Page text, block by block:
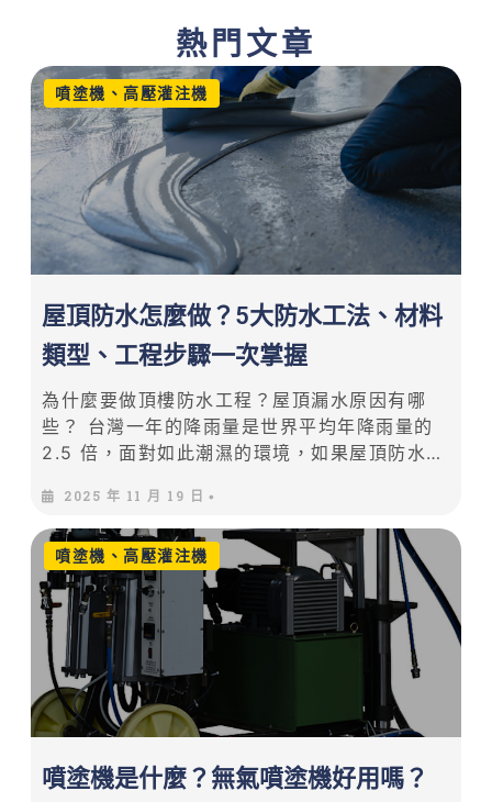
熱門文章
屋頂防水怎麼做？5大防水工法、材料
類型、工程步驟一次掌握
為什麼要做頂樓防水工程？屋頂漏水原因有哪
些？ 台灣一年的降雨量是世界平均年降雨量的
2.5 倍，面對如此潮濕的環境，如果屋頂防水工
中的天花板勢必會開始漏水、長壁癌，長期下來
不僅會造成建築養護成本增加，也容易對身體健
康造成不良影響。
2025 年 11 月 19 日 •
噴塗機、高壓灌注機
噴塗機是什麼？無氣噴塗機好用嗎？
噴塗機、高壓灌注機